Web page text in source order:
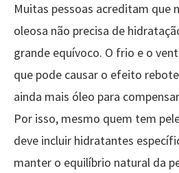
Muitas pessoas acreditam que
oleosa não precisa de
grande equívoco. O frio e o
que pode causar o efeito
ainda mais óleo para
Por isso, mesmo quem tem
deve incluir hidratantes
manter o equilíbrio natural da